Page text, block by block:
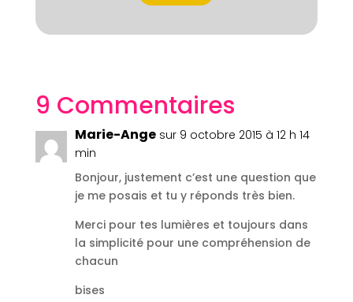
9 Commentaires
Marie-Ange sur 9 octobre 2015 à 12 h 14
min
Bonjour, justement c’est une question que
je me posais et tu y réponds très bien.
Merci pour tes lumières et toujours dans
la simplicité pour une compréhension de
chacun
bises